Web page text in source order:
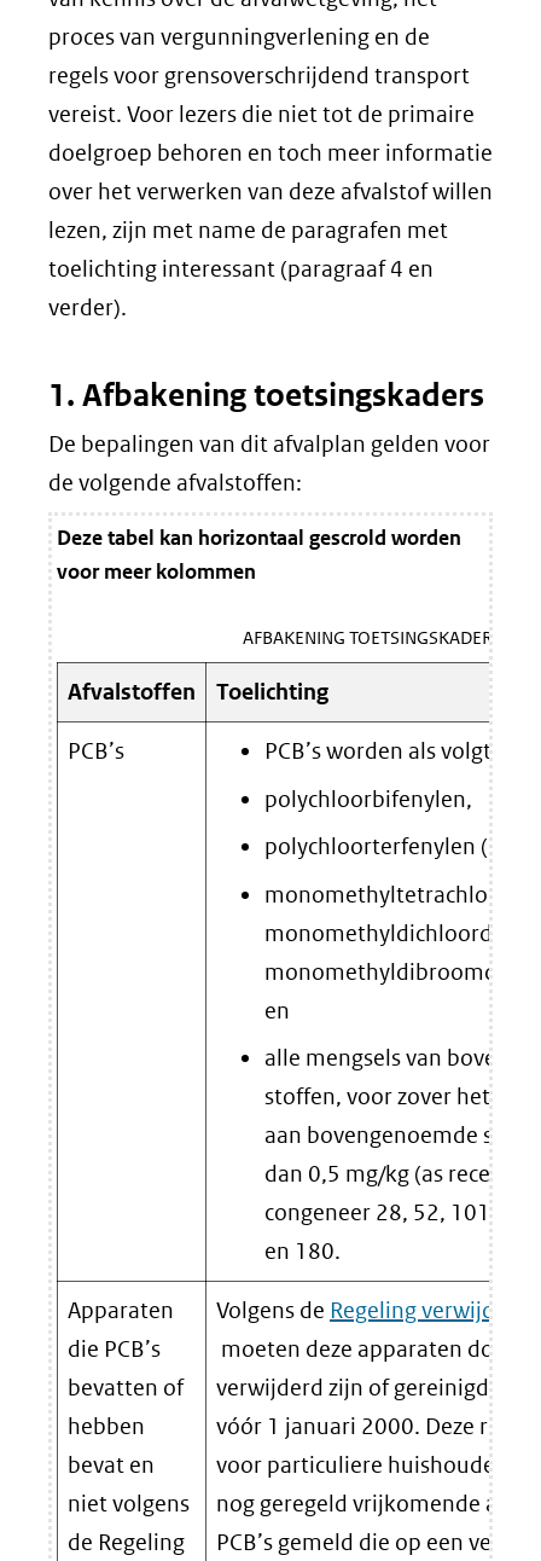
proces van vergunningverlening en de
regels voor grensoverschrijdend transport
vereist. Voor lezers die niet tot de primaire
doelgroep behoren en toch meer informatie
over het verwerken van deze afvalstof willen
lezen, zijn met name de paragrafen met
toelichting interessant (paragraaf 4 en
verder).
1. Afbakening toetsingskaders
De bepalingen van dit afvalplan gelden voor
de volgende afvalstoffen:
Deze tabel kan horizontaal gescrold worden
voor meer kolommen
AFBAKENING TOETSINGSKADERS
Afvalstoffen Toelichting
PCB’s
PCB’s worden als volgt
polychloorbifenylen,
polychloorterfenylen
en
alle mengsels van
stoffen, voor zover het
aan bovengenoemde
dan 0,5 mg/kg (as
congeneer 28, 52, 101,
en 180.
Apparaten
die PCB’s
bevatten of
hebben
bevat en
niet volgens
de Regeling
Volgens de Regeling
moeten deze apparaten door
verwijderd zijn of gereinigd zijn
vóór 1 januari 2000. Deze
voor particuliere huishoudens.
nog geregeld vrijkomende
PCB’s gemeld die op een